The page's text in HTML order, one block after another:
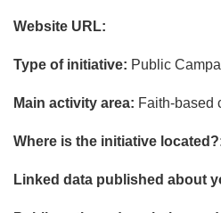
Website URL:
Type of initiative: Public
Main activity area: Faith-based
Where is the initiative
Linked data published about